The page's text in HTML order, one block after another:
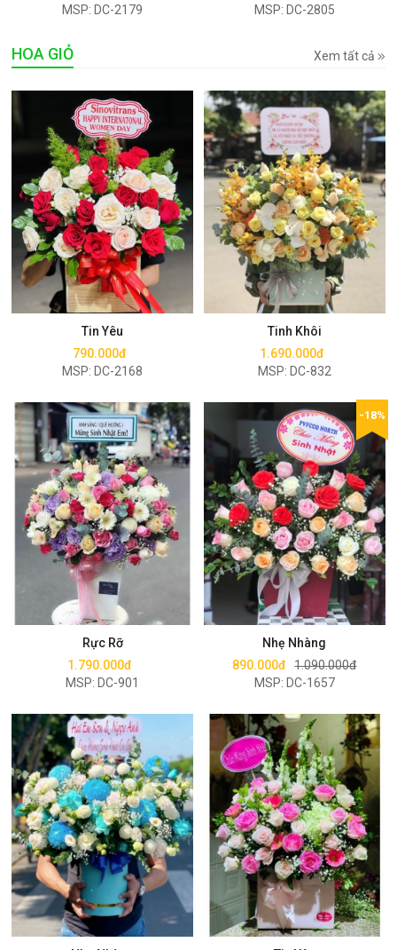
MSP: DC-2179
MSP: DC-2805
HOA GIỎ Xem tất cả
Tin Yêu
790.000đ
MSP: DC-2168
Mua ngay
Tinh Khôi
1.690.000đ
MSP: DC-832
Mua ngay
Rực Rỡ
1.790.000đ
MSP: DC-901
Mua ngay
Nhẹ Nhàng
890.000đ 1.090.000đ
MSP: DC-1657
-18%
Mua ngay
Mua ngay Mua ngay